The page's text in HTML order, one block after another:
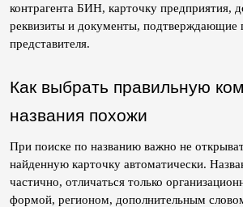
контрагента БИН, карточку предприятия,
реквизиты и документы, подтверждающие
представителя.
Как выбрать правильную
названия похожи
При поиске по названию важно не
найденную карточку автоматически.
частично, отличаться только
формой, регионом, дополнительным